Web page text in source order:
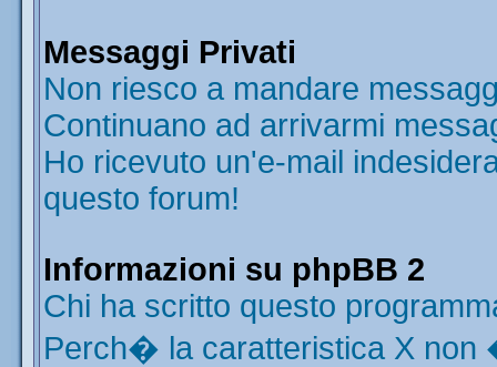
Messaggi Privati
Non riesco a mandare
Continuano ad arrivarmi
Ho ricevuto un'e-mail
questo forum!
Informazioni su phpBB 2
Chi ha scritto questo
Perch� la caratteristica X non